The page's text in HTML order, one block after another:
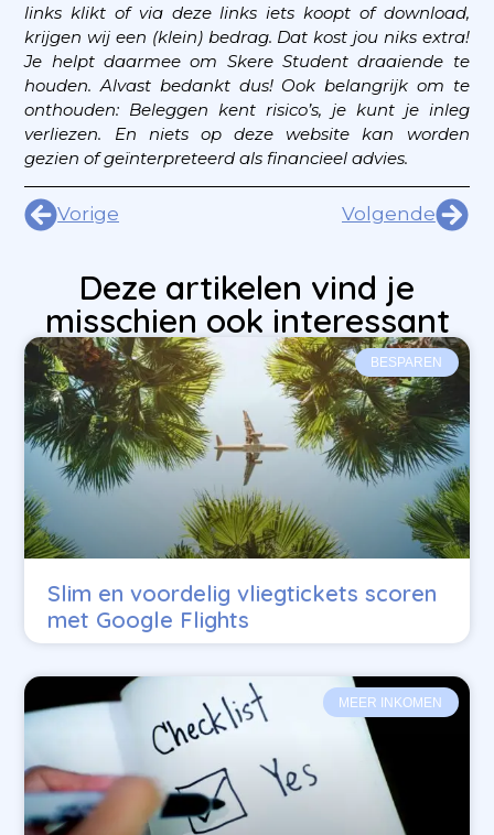
links klikt of via deze links iets koopt of download,
krijgen wij een (klein) bedrag. Dat kost jou niks extra!
Je helpt daarmee om Skere Student draaiende te
houden. Alvast bedankt dus! Ook belangrijk om te
onthouden: Beleggen kent risico’s, je kunt je inleg
verliezen. En niets op deze website kan worden
gezien of geïnterpreteerd als financieel advies.
Vorige Volgende
Deze artikelen vind je
misschien ook interessant
BESPAREN
Slim en voordelig vliegtickets scoren
met Google Flights
MEER INKOMEN